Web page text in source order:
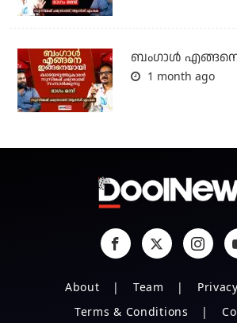
ബം​ഗാൾ
1 month ago
About Team
Terms & Conditions